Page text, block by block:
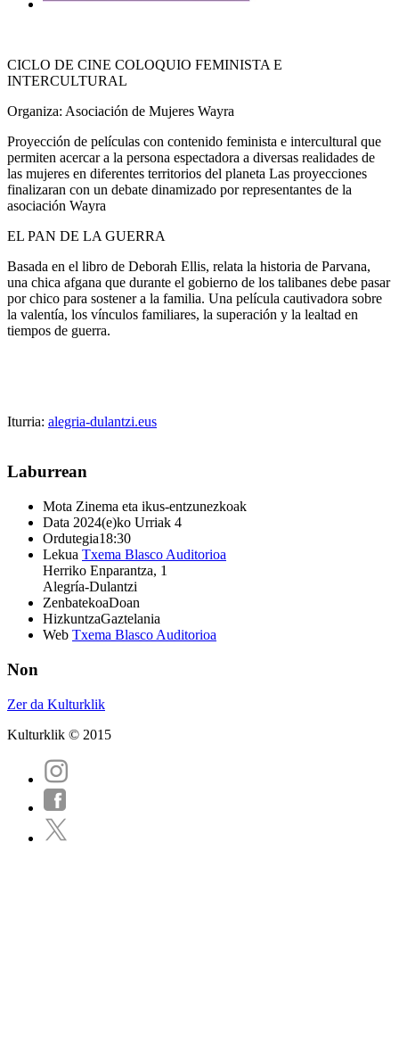
CICLO DE CINE COLOQUIO FEMINISTA E
INTERCULTURAL
Organiza: Asociación de Mujeres Wayra
Proyección de películas con contenido feminista e intercultural que
permiten acercar a la persona espectadora a diversas realidades de
las mujeres en diferentes territorios del planeta Las proyecciones
finalizaran con un debate dinamizado por representantes de la
asociación Wayra
EL PAN DE LA GUERRA
Basada en el libro de Deborah Ellis, relata la historia de Parvana,
una chica afgana que durante el gobierno de los talibanes debe pasar
por chico para sostener a la familia. Una película cautivadora sobre
la valentía, los vínculos familiares, la superación y la lealtad en
tiempos de guerra.
Iturria: alegria-dulantzi.eus
Laburrean
Mota Zinema eta ikus-entzunezkoak
Data 2024(e)ko Urriak 4
Ordutegia18:30
Lekua Txema Blasco Auditorioa
Herriko Enparantza, 1
Alegría-Dulantzi
ZenbatekoaDoan
HizkuntzaGaztelania
Web Txema Blasco Auditorioa
Non
Zer da Kulturklik
Kulturklik © 2015